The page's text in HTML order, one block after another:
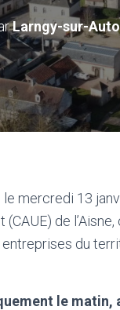
Larngy-sur-
le mercredi 13
(CAUE) de
du
le matin,